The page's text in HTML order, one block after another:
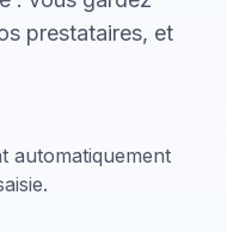
prestataires, et
automatiquement